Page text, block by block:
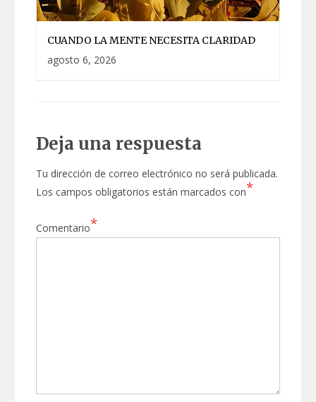
CUANDO LA MENTE NECESITA CLARIDAD
agosto 6, 2026
Deja una respuesta
Tu dirección de correo electrónico no será publicada.
Los campos obligatorios están marcados con*
Comentario*